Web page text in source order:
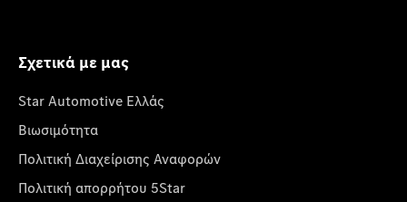
Σχετικά με μας
Star Automotive Ελλάς
Βιωσιμότητα
Πολιτική Διαχείρισης Αναφορών
Πολιτική απορρήτου 5Star